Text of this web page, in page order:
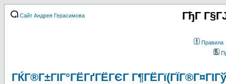
Сайт Андрея Герасимова ГђГ
Правила
ГЌГ®Г±ГІГ°ГЁГґГЁГЄГ